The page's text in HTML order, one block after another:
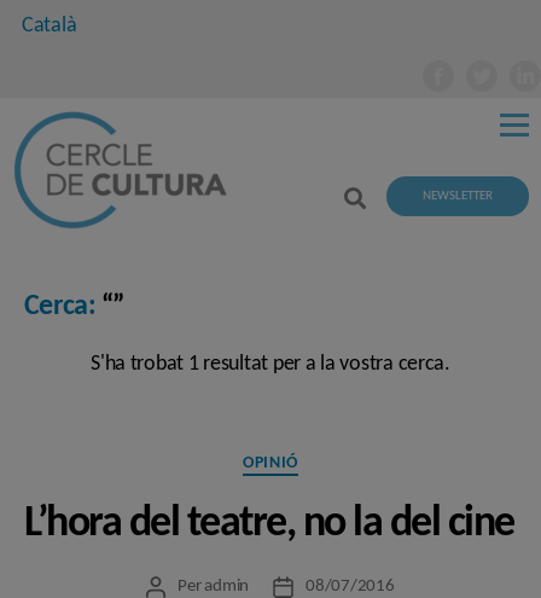
Català
NEWSLETTER
Cerca: “”
S'ha trobat 1 resultat per a la vostra cerca.
Categories
OPINIÓ
L’hora del teatre, no la del cine
Autor
Per admin
Data08/07/2016